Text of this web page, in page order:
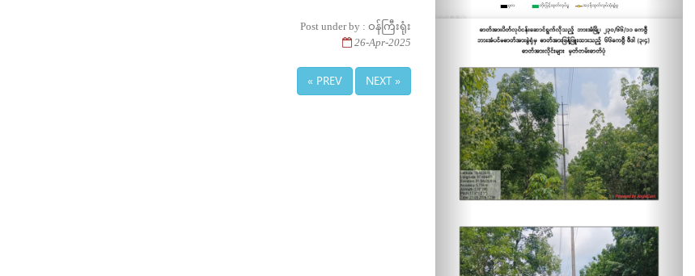
Post under by : ဝန်ကြီးရုံး
26-Apr-2025
« PREV NEXT »